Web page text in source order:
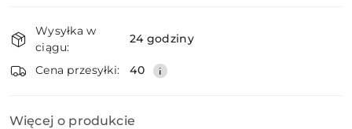
i
dostawa
Wysyłka w
ciągu:
24 godziny
Cena przesyłki: 40
Więcej o produkcie